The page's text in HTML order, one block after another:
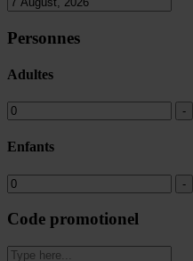
Personnes
Adultes
Enfants
Code promotionel